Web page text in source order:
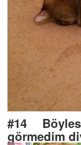
#14
görmedim